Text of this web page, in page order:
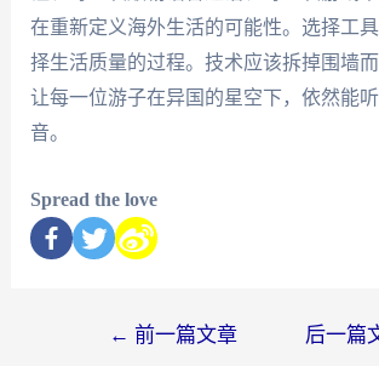
在重新定义海外生活的可能性。选择工
择生活质量的过程。技术应该拆掉围墙而
让每一位游子在异国的星空下，依然能
音。
Spread the love
← 前一篇文章 后一篇